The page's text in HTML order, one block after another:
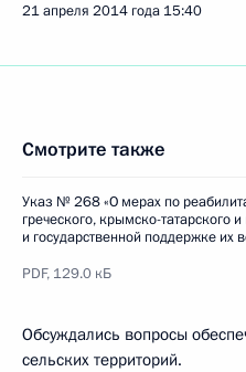
21 апреля 2014 года 15:40
Смотрите также
Указ № 268 «О мерах по
греческого, крымско-татарского
и государственной поддержке их
PDF, 129.0 кБ
Обсуждались вопросы
сельских территорий.